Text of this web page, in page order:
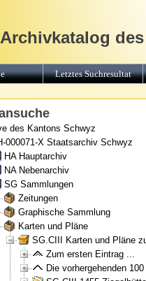
des Kantons Schwyz
000071-X Staatsarchiv Schwyz
HA Hauptarchiv
NA Nebenarchiv
SG Sammlungen
Zeitungen
Graphische Sammlung
Karten und Pläne
SG.CIII Karten und Pläne
Zum ersten Eintrag ...
Die vorhergehenden
Letztes Suchresultat